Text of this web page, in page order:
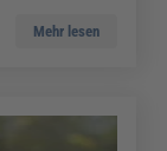
Mehr lesen